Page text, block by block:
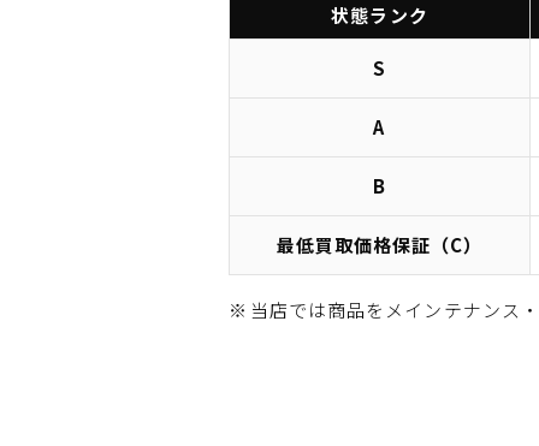
状態ランク
S
A
B
最低買取価格保証（C）
当店では商品をメインテナンス